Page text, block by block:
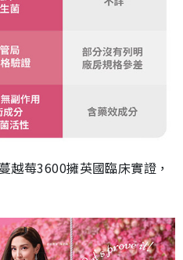
莓3600擁英國臨床實證，